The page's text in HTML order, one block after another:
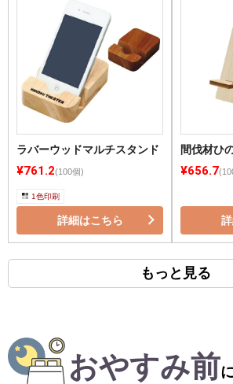
ラバーウッドマルチスタンド
¥761.2(100個)
1色印刷
詳細はこちら
間伐材ひ
¥656.7
もっと見る
おやすみ前